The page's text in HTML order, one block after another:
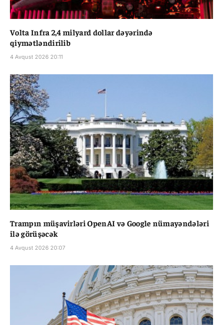
Volta Infra 2,4 milyard dollar dəyərində
qiymətləndirilib
4 Avqust 2026 20:11
Trampın müşavirləri OpenAI və Google nümayəndələri
ilə görüşəcək
4 Avqust 2026 20:07